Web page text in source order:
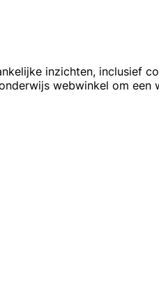
inzichten, inclusief
webwinkel om een